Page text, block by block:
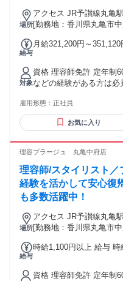
場所
アクセス JR予讃線丸亀
[勤務地：香川県丸亀市
給与
月給321,200円～
円～8万7,780円 研修中 月給 32万1,200円～35万1,120円（研
修期間 6 ヶ月） 研修中
研修中 残業代 8万300円～8万7,780円
分）80,300円～87,780
店舗売上に応じて支給
対象
資格 理容師免許 定年制
などの経験がある方は
タイリストなど
雇用形態： 正社員
お気に入り
理容プラージュ 丸亀中府店
理容師/スタイリスト／
経験を活かして安心復
も多数活躍中！
場所
アクセス JR予讃線丸亀
[勤務地：香川県丸亀市
給与
時給1,100円以上 給与 時給 1,100円
資格 理容師免許 定年制